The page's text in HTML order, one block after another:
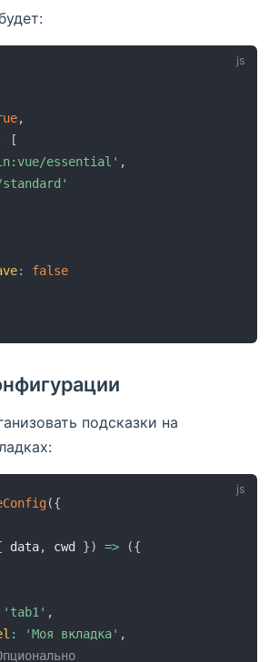
,
[
essential' ,
standard'
:
false
подсказки на
({
data, cwd }) => ({
'tab1' ,
: 'Моя вкладка' ,